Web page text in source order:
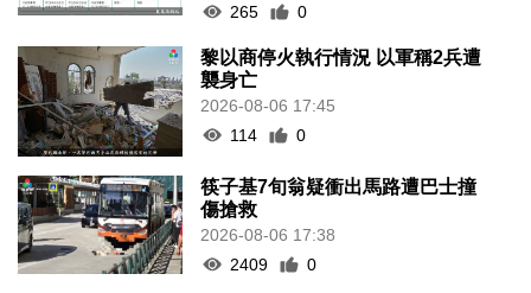
265
0
黎以商停火執行情況 以軍稱2兵遭
襲身亡
2026-08-06 17:45
114
0
筷子基7旬翁疑衝出馬路遭巴士撞
傷搶救
2026-08-06 17:38
2409
0